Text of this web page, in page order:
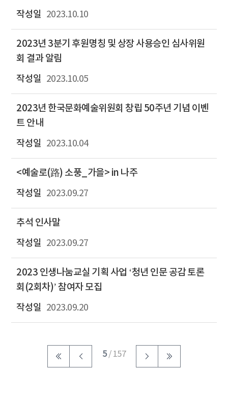
2023.10.10
2023년 3분기 후원명칭 및 상장 사용승인 심사위원
회 결과 알림
2023.10.05
2023년 한국문화예술위원회 창립 50주년 기념 이벤
트 안내
2023.10.04
<예술로(路) 소풍_가을> in 나주
2023.09.27
추석 인사말
2023.09.27
2023 인생나눔교실 기획 사업 ‘청년 인문 공감 토론
회(2회차)’ 참여자 모집
2023.09.20
5/ 157